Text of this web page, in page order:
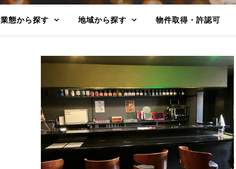
業態から探す 地域から探す 物件取得・許認可